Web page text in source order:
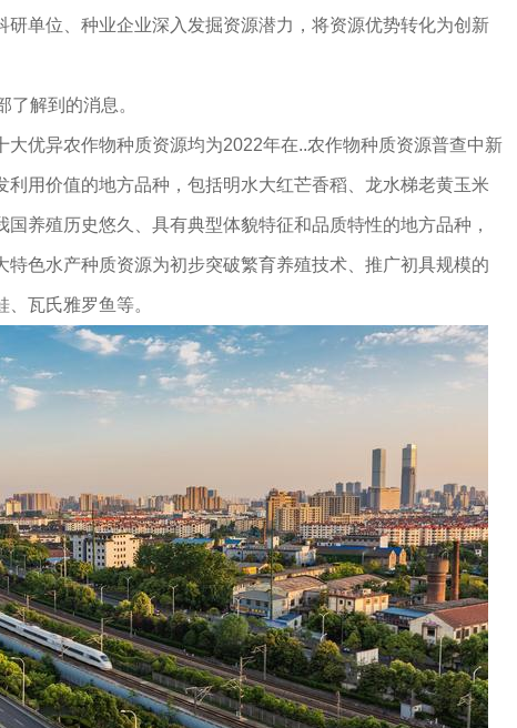
研单位、种业企业深入发掘资源潜力，将资源优势转化为创新
解到的消息。
优异农作物种质资源均为2022年在..农作物种质资源普查中新
利用价值的地方品种，包括明水大红芒香稻、龙水梯老黄玉米
养殖历史悠久、具有典型体貌特征和品质特性的地方品种，
特色水产种质资源为初步突破繁育养殖技术、推广初具规模的
瓦氏雅罗鱼等。